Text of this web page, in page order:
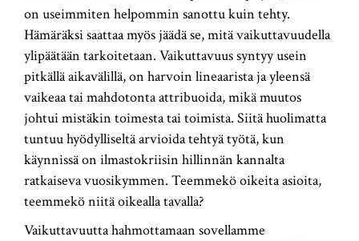
on useimmiten helpommin sanottu kuin tehty.
Hämäräksi saattaa myös jäädä se, mitä vaikuttavuudella
ylipäätään tarkoitetaan. Vaikuttavuus syntyy usein
pitkällä aikavälillä, on harvoin lineaarista ja yleensä
vaikeaa tai mahdotonta attribuoida, mikä muutos
johtui mistäkin toimesta tai toimista. Siitä huolimatta
tuntuu hyödylliseltä arvioida tehtyä työtä, kun
käynnissä on ilmastokriisin hillinnän kannalta
ratkaiseva vuosikymmen. Teemmekö oikeita asioita,
teemmekö niitä oikealla tavalla?
Vaikuttavuutta hahmottamaan sovellamme